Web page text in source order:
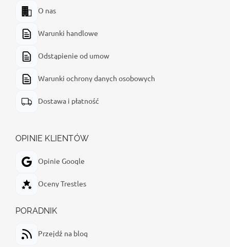
O nas
Warunki handlowe
Odstąpienie od umow
Warunki ochrony danych osobowych
Dostawa i płatność
OPINIE KLIENTÓW
Opinie Google
Oceny Trestles
PORADNIK
Przejdź na blog